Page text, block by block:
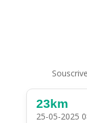
23km
25-05-2025